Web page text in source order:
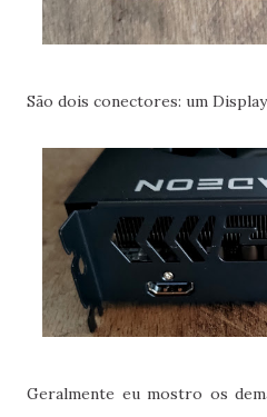
São dois conectores: um
Geralmente eu mostro os